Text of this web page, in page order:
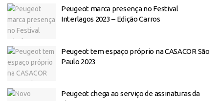
Peugeot marca presença no Festival
Interlagos 2023 – Edição Carros
Peugeot tem espaço próprio na CASACOR São
Paulo 2023
Peugeot chega ao serviço de assinaturas da